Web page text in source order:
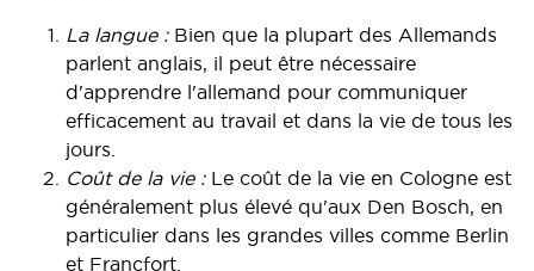
La langue :Bien que la plupart des Allemands
parlent anglais, il peut être nécessaire
d'apprendre l'allemand pour communiquer
efficacement au travail et dans la vie de tous les
jours.
Coût de la vie :Le coût de la vie en Cologne est
généralement plus élevé qu'aux Den Bosch, en
particulier dans les grandes villes comme Berlin
et Francfort.